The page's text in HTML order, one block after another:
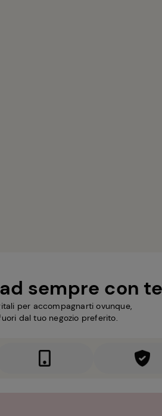
sempre con te
per accompagnarti ovunque,
dal tuo negozio preferito.